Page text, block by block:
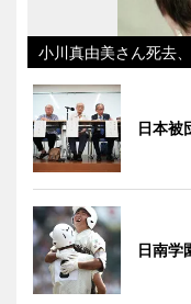
小川真由美さん死去
日本被
日南